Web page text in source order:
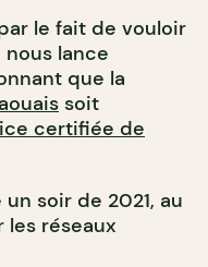
le fait de vouloir
lance
que la
soit
certifiée de
soir de 2021, au
les réseaux